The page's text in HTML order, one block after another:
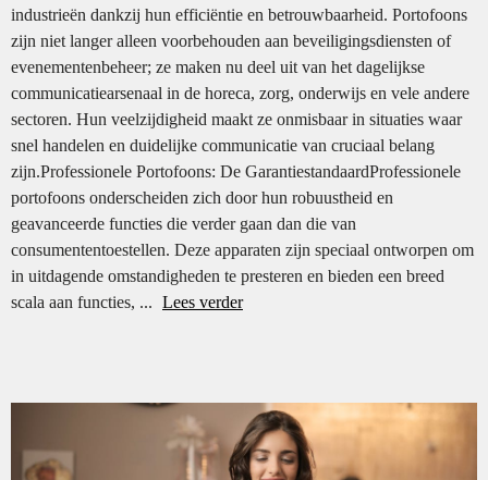
industrieën dankzij hun efficiëntie en betrouwbaarheid. Portofoons
zijn niet langer alleen voorbehouden aan beveiligingsdiensten of
evenementenbeheer; ze maken nu deel uit van het dagelijkse
communicatiearsenaal in de horeca, zorg, onderwijs en vele andere
sectoren. Hun veelzijdigheid maakt ze onmisbaar in situaties waar
snel handelen en duidelijke communicatie van cruciaal belang
zijn.Professionele Portofoons: De GarantiestandaardProfessionele
portofoons onderscheiden zich door hun robuustheid en
geavanceerde functies die verder gaan dan die van
consumententoestellen. Deze apparaten zijn speciaal ontworpen om
in uitdagende omstandigheden te presteren en bieden een breed
scala aan functies, ... Lees verder